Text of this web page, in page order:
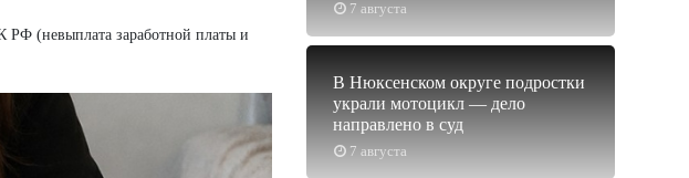
РФ (невыплата заработной платы и
7 августа
7 августа
В Нюксенском округе подростки
украли мотоцикл — дело
направлено в суд